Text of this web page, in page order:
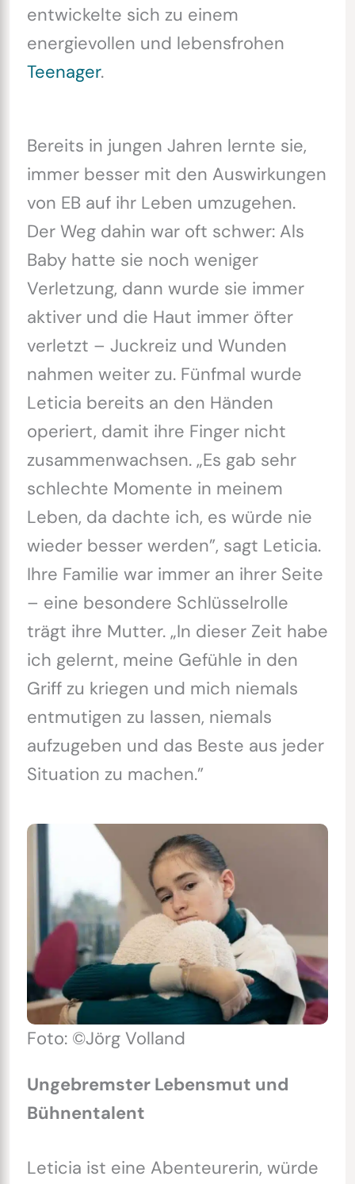
entwickelte sich zu einem
energievollen und lebensfrohen
Teenager.
Bereits in jungen Jahren lernte sie,
immer besser mit den Auswirkungen
von EB auf ihr Leben umzugehen.
Der Weg dahin war oft schwer: Als
Baby hatte sie noch weniger
Verletzung, dann wurde sie immer
aktiver und die Haut immer öfter
verletzt – Juckreiz und Wunden
nahmen weiter zu. Fünfmal wurde
Leticia bereits an den Händen
operiert, damit ihre Finger nicht
zusammenwachsen. „Es gab sehr
schlechte Momente in meinem
Leben, da dachte ich, es würde nie
wieder besser werden”, sagt Leticia.
Ihre Familie war immer an ihrer Seite
– eine besondere Schlüsselrolle
trägt ihre Mutter. „In dieser Zeit habe
ich gelernt, meine Gefühle in den
Griff zu kriegen und mich niemals
entmutigen zu lassen, niemals
aufzugeben und das Beste aus jeder
Situation zu machen.”
Foto: ©Jörg Volland
Ungebremster Lebensmut und
Bühnentalent
Leticia ist eine Abenteurerin, würde